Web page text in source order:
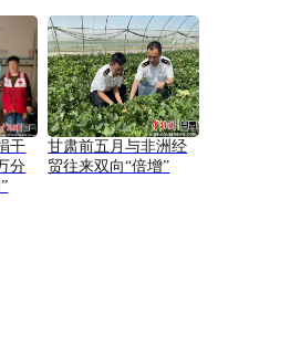
干
分
甘肃前五月与非洲经
贸往来双向“倍增”